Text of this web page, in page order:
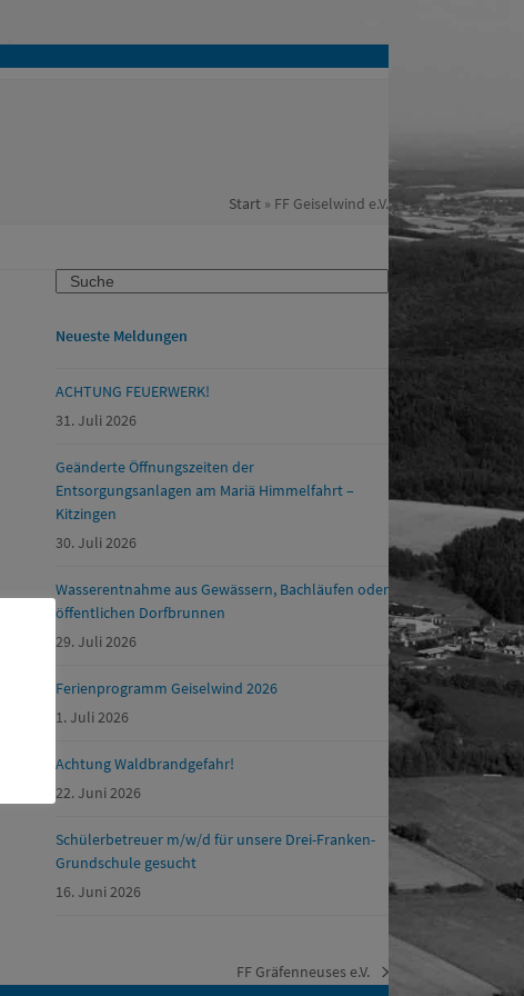
Start » FF Geiselwind e.V.
Search
Neueste Meldungen
ACHTUNG FEUERWERK!
31. Juli 2026
Geänderte Öffnungszeiten der
Entsorgungsanlagen am Mariä Himmelfahrt –
Kitzingen
30. Juli 2026
Wasserentnahme aus Gewässern, Bachläufen oder
öffentlichen Dorfbrunnen
29. Juli 2026
Ferienprogramm Geiselwind 2026
1. Juli 2026
Achtung Waldbrandgefahr!
22. Juni 2026
Schülerbetreuer m/w/d für unsere Drei-Franken-
Grundschule gesucht
16. Juni 2026
Nächster
FF Gräfenneuses e.V.